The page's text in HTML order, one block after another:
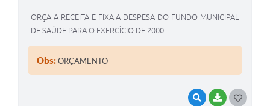
VISUALIZAR
BAIXAR
ORÇA A RECEITA E FIXA A DESPESA DO FUNDO MUNICIPAL
DE SAÚDE PARA O EXERCÍCIO DE 2000.
Obs:ORÇAMENTO